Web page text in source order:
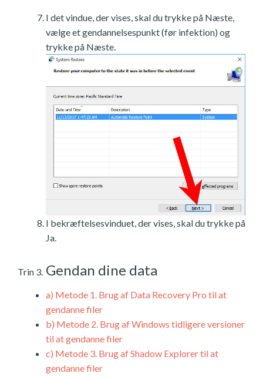
I det vindue, der vises, skal du trykke på Næste,
vælge et gendannelsespunkt (før infektion) og
trykke på Næste.
I bekræftelsesvinduet, der vises, skal du trykke på
Ja.
Trin 3. Gendan dine data
a) Metode 1. Brug af Data Recovery Pro til at
gendanne filer
b) Metode 2. Brug af Windows tidligere versioner
til at gendanne filer
c) Metode 3. Brug af Shadow Explorer til at
gendanne filer